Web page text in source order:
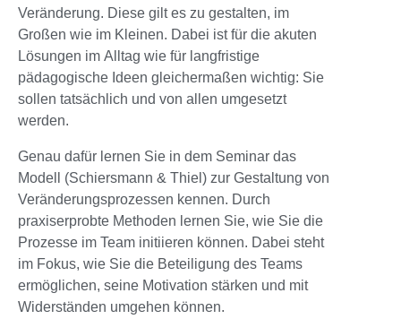
Veränderung. Diese gilt es zu gestalten, im
Großen wie im Kleinen. Dabei ist für die akuten
Lösungen im Alltag wie für langfristige
pädagogische Ideen gleichermaßen wichtig: Sie
sollen tatsächlich und von allen umgesetzt
werden.
Genau dafür lernen Sie in dem Seminar das
Modell (Schiersmann & Thiel) zur Gestaltung von
Veränderungsprozessen kennen. Durch
praxiserprobte Methoden lernen Sie, wie Sie die
Prozesse im Team initiieren können. Dabei steht
im Fokus, wie Sie die Beteiligung des Teams
ermöglichen, seine Motivation stärken und mit
Widerständen umgehen können.